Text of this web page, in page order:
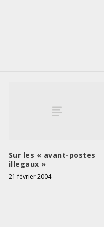
Sur les « avant-postes
illegaux »
21 février 2004